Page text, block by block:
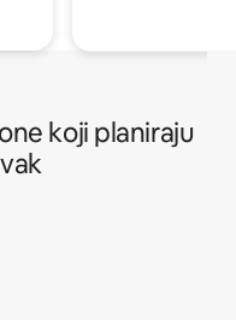
koji planiraju